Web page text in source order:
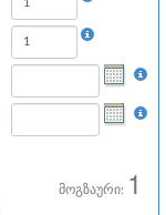
მოგზაური: 1